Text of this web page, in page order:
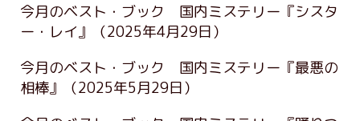
今月のベスト・ブック 国内ミステリー『シスタ
ー・レイ』
（2025年4月29日）
今月のベスト・ブック 国内ミステリー『最悪の
相棒』
（2025年5月29日）